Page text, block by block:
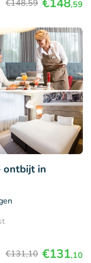
€148,59 ,59
ontbijt in
€131,10 €131,10